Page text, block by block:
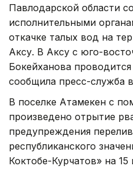
Павлодарской области
исполнительными
откачке талых вод на
Аксу. В Аксу с юго-
Бокейханова
сообщила пресс-служба
В поселке Атамекен с
произведено отрытие
предупреждения
республиканского
Коктобе-Курчатов» на